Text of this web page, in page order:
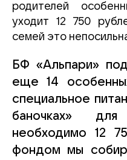
родителей
уходит 12 750
семей это
БФ «Альпари»
еще 14
специальное
баночках»
необходимо 12
фондом мы